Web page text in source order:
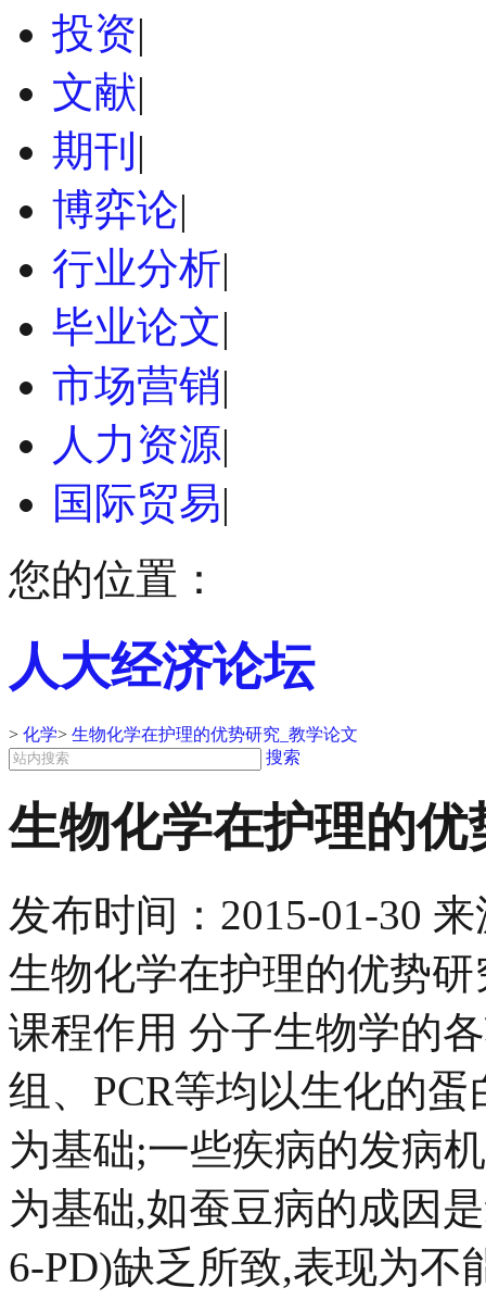
投资|
文献|
期刊 |
博弈论|
行业分析|
毕业论文|
市场营销|
人力资源|
国际贸易|
您的位置：
人大经济论坛
> 化学> 生物化学在护理的优势研究_教学论文
搜索
生物化学在护理的
发布时间： 2015-01-30 来
生物化学在护理的优势
课程作用 分子生物学的
组、PCR等均以生化的
为基础;一些疾病的发病
为基础,如蚕豆病的成因
6-PD)缺乏所致,表现为